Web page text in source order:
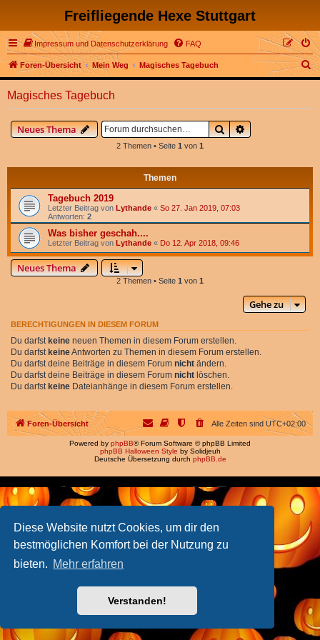
Diese Website nutzt Cookies, um dir den
bestmöglichen Komfort bei der Nutzung zu
bieten. Mehr erfahren
Verstanden!
Freifliegende Hexe Stuttgart
Impressum und Datenschutzerklärung FAQ
Foren-Übersicht Mein Weg Magisches Tagebuch
S
u
Magisches Tagebuch
Neues Thema SucheErweiterte Suche
2 Themen • Seite 1 von 1
Themen
Tagebuch 2019
Letzter Beitrag von Lythande « So 27. Jan 2019, 07:03
Antworten: 2
Was bisher geschah....
Letzter Beitrag von Lythande « Do 12. Apr 2018, 09:46
Neues Thema
2 Themen • Seite 1 von 1
Gehe zu
BERECHTIGUNGEN IN DIESEM FORUM
Du darfst keine neuen Themen in diesem Forum erstellen.
Du darfst keineAntworten zu Themen in diesem Forum erstellen.
Du darfst deine Beiträge in diesem Forum nicht ändern.
Du darfst deine Beiträge in diesem Forum nicht löschen.
Du darfst keine Dateianhänge in diesem Forum erstellen.
Foren-Übersicht Alle Zeiten sind UTC+02:00
Powered by phpBB® Forum Software © phpBB Limited
phpBB Halloween Style by Solidjeuh
Deutsche Übersetzung durch phpBB.de